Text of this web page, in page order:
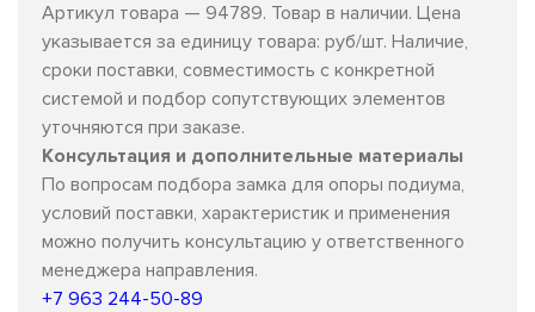
Артикул товара — 94789. Товар в наличии. Цена
указывается за единицу товара: руб/шт. Наличие,
сроки поставки, совместимость с конкретной
системой и подбор сопутствующих элементов
уточняются при заказе.
Консультация и дополнительные материалы
По вопросам подбора замка для опоры подиума,
условий поставки, характеристик и применения
можно получить консультацию у ответственного
менеджера направления.
+7 963 244-50-89